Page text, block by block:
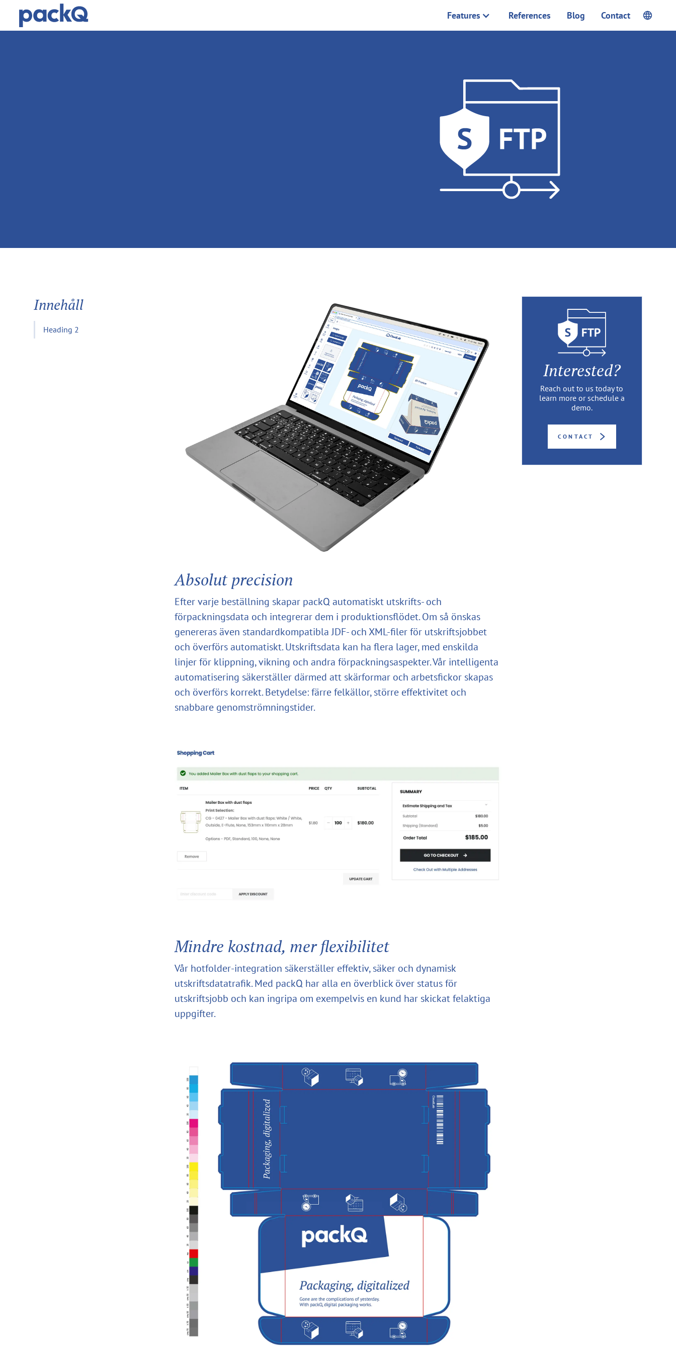
Features References Blog Contact
Innehåll
Heading 2
Absolut precision
Efter varje beställning skapar packQ automatiskt utskrifts- och
förpackningsdata och integrerar dem i produktionsflödet. Om så önskas
genereras även standardkompatibla JDF- och XML-filer för utskriftsjobbet
och överförs automatiskt. Utskriftsdata kan ha flera lager, med enskilda
linjer för klippning, vikning och andra förpackningsaspekter. Vår intelligenta
automatisering säkerställer därmed att skärformar och arbetsfickor skapas
och överförs korrekt. Betydelse: färre felkällor, större effektivitet och
snabbare genomströmningstider.
Mindre kostnad, mer flexibilitet
Vår hotfolder-integration säkerställer effektiv, säker och dynamisk
utskriftsdatatrafik. Med packQ har alla en överblick över status för
utskriftsjobb och kan ingripa om exempelvis en kund har skickat felaktiga
uppgifter.
Interested?
Reach out to us today to
learn more or schedule a
demo.
CONTACT